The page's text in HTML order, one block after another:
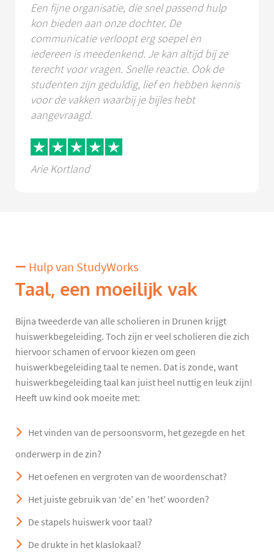
Een fijne organisatie, die snel passend hulp
kon bieden aan onze dochter. De
communicatie verloopt erg soepel en
iedereen is meedenkend. Je kan altijd bij ze
terecht voor vragen. Snelle reactie. Ook de
studenten zijn geduldig, lief en hebben kennis
voor de vakken waarbij je bijles hebt
aangevraagd.
Arie Kortland
Hulp van StudyWorks
Taal, een moeilijk vak
Bijna tweederde van alle scholieren in Drunen krijgt
huiswerkbegeleiding. Toch zijn er veel scholieren die zich
hiervoor schamen of ervoor kiezen om geen
huiswerkbegeleiding taal te nemen. Dat is zonde, want
huiswerkbegeleiding taal kan juist heel nuttig en leuk zijn!
Heeft uw kind ook moeite met:
Het vinden van de persoonsvorm, het gezegde en het
onderwerp in de zin?
Het oefenen en vergroten van de woordenschat?
Het juiste gebruik van ‘de' en 'het' woorden?
De stapels huiswerk voor taal?
De drukte in het klaslokaal?